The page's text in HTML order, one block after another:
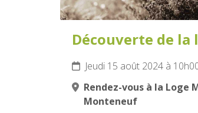
Découverte de la
Jeudi 15 août 2024 à
Rendez-vous à la Loge
Monteneuf